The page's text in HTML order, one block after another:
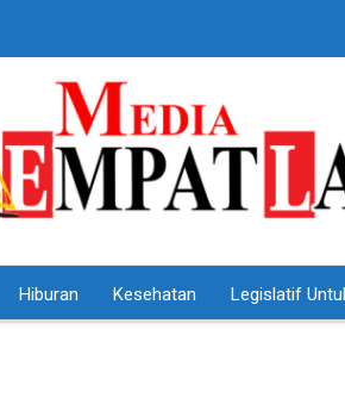
Hiburan Kesehatan Legislatif